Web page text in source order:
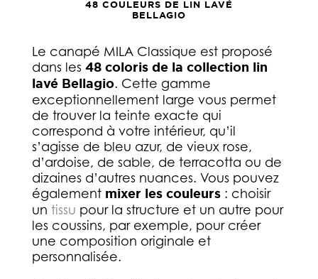
48 COULEURS DE LIN LAVÉ
BELLAGIO
Le canapé MILA Classique est proposé
dans les 48 coloris de la collection lin
lavé Bellagio. Cette gamme
exceptionnellement large vous permet
de trouver la teinte exacte qui
correspond à votre intérieur, qu’il
s’agisse de bleu azur, de vieux rose,
d’ardoise, de sable, de terracotta ou de
dizaines d’autres nuances. Vous pouvez
également mixer les couleurs: choisir
un tissu pour la structure et un autre pour
les coussins, par exemple, pour créer
une composition originale et
personnalisée.